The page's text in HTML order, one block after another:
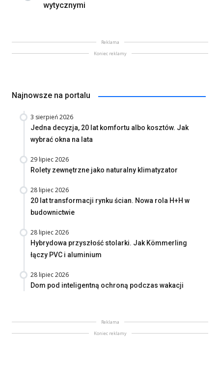
wytycznymi
Reklama
Koniec reklamy
Najnowsze na portalu
3 sierpień 2026
Jedna decyzja, 20 lat komfortu albo kosztów. Jak
wybrać okna na lata
29 lipiec 2026
Rolety zewnętrzne jako naturalny klimatyzator
28 lipiec 2026
20 lat transformacji rynku ścian. Nowa rola H+H w
budownictwie
28 lipiec 2026
Hybrydowa przyszłość stolarki. Jak Kömmerling
łączy PVC i aluminium
28 lipiec 2026
Dom pod inteligentną ochroną podczas wakacji
Reklama
Koniec reklamy